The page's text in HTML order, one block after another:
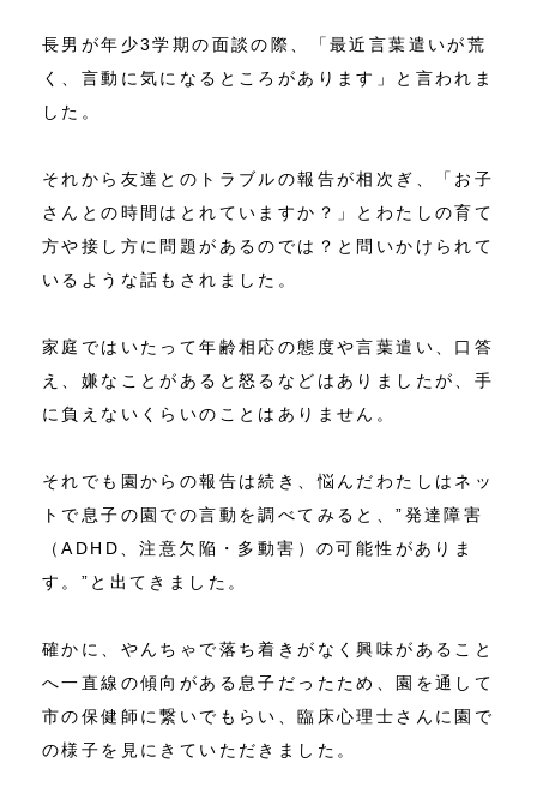
長男が年少3学期の面談の際、「最近言葉遣いが荒
く、言動に気になるところがあります」と言われま
した。
それから友達とのトラブルの報告が相次ぎ、「お子
さんとの時間はとれていますか？」とわたしの育て
方や接し方に問題があるのでは？と問いかけられて
いるような話もされました。
家庭ではいたって年齢相応の態度や言葉遣い、口答
え、嫌なことがあると怒るなどはありましたが、手
に負えないくらいのことはありません。
それでも園からの報告は続き、悩んだわたしはネッ
トで息子の園での言動を調べてみると、”発達障害
（ADHD、注意欠陥・多動害）の可能性がありま
す。”と出てきました。
確かに、やんちゃで落ち着きがなく興味があること
へ一直線の傾向がある息子だったため、園を通して
市の保健師に繋いでもらい、臨床心理士さんに園で
の様子を見にきていただきました。